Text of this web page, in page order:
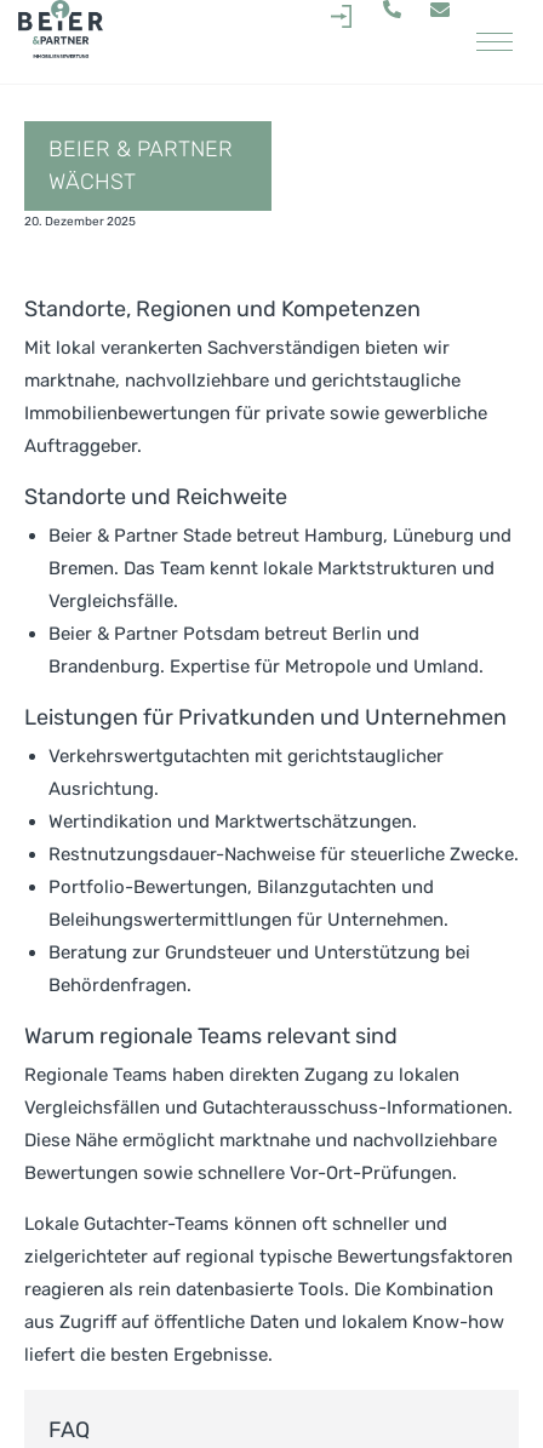
BEIER & PARTNER
WÄCHST
20. Dezember 2025
Standorte, Regionen und Kompetenzen
Mit lokal verankerten Sachverständigen bieten wir
marktnahe, nachvollziehbare und gerichtstaugliche
Immobilienbewertungen für private sowie gewerbliche
Auftraggeber.
Standorte und Reichweite
Beier & Partner Stade betreut Hamburg, Lüneburg und
Bremen. Das Team kennt lokale Marktstrukturen und
Vergleichsfälle.
Beier & Partner Potsdam betreut Berlin und
Brandenburg. Expertise für Metropole und Umland.
Leistungen für Privatkunden und Unternehmen
Verkehrswertgutachten mit gerichtstauglicher
Ausrichtung.
Wertindikation und Marktwertschätzungen.
Restnutzungsdauer-Nachweise für steuerliche Zwecke.
Portfolio-Bewertungen, Bilanzgutachten und
Beleihungswertermittlungen für Unternehmen.
Beratung zur Grundsteuer und Unterstützung bei
Behördenfragen.
Warum regionale Teams relevant sind
Regionale Teams haben direkten Zugang zu lokalen
Vergleichsfällen und Gutachterausschuss-Informationen.
Diese Nähe ermöglicht marktnahe und nachvollziehbare
Bewertungen sowie schnellere Vor-Ort-Prüfungen.
Lokale Gutachter-Teams können oft schneller und
zielgerichteter auf regional typische Bewertungsfaktoren
reagieren als rein datenbasierte Tools. Die Kombination
aus Zugriff auf öffentliche Daten und lokalem Know-how
liefert die besten Ergebnisse.
FAQ